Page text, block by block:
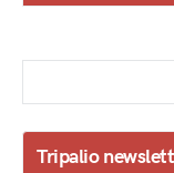
Tripalio